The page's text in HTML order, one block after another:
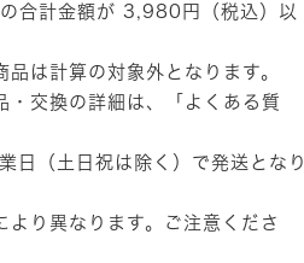
合計金額が 3,980円（税込）以
は計算の対象外となります。
交換の詳細は、
「よくある質
日（土日祝は除く）で発送となり
り異なります。ご注意くださ